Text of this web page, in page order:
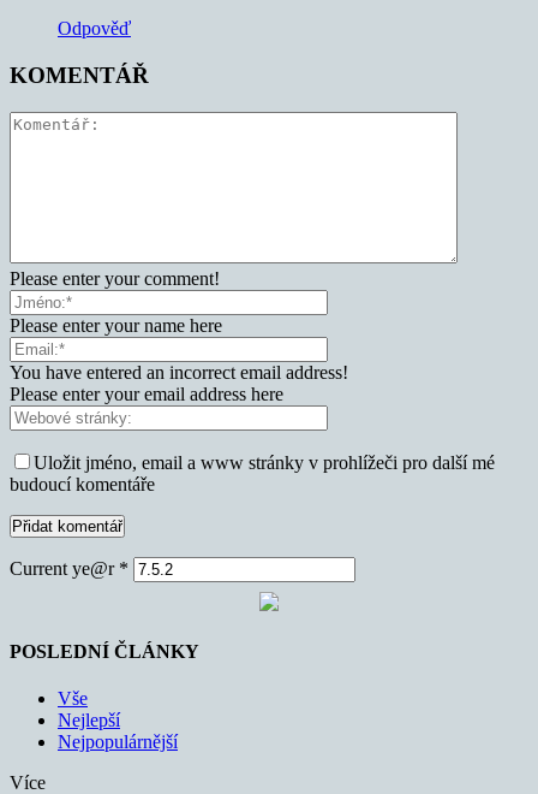
Odpověď
KOMENTÁŘ
Please enter your comment!
Please enter your name here
You have entered an incorrect email address!
Please enter your email address here
Uložit jméno, email a www stránky v prohlížeči pro další mé
budoucí komentáře
Current ye@r *
POSLEDNÍ ČLÁNKY
Vše
Nejlepší
Nejpopulárnější
Více